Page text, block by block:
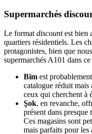
Supermarchés
Le format discountest bien
quartiers résidentiels. Les
protagonistes, bien que
supermarchés A101 dans
Bim est
catalogue réduit
ceux qui cherchent à
Şok, en revanche,
présent dans presque
Ces magasins sont
mais parfaits pour les